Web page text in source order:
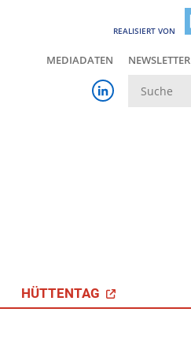
REALISIERT VON
MEDIADATEN NEWSLETTER
HÜTTENTAG